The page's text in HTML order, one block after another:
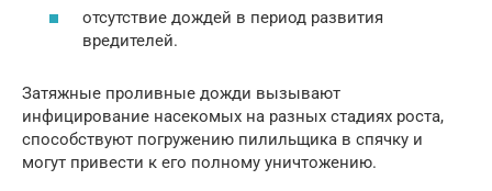
отсутствие дождей в период развития
вредителей.
Затяжные проливные дожди вызывают
инфицирование насекомых на разных стадиях роста,
способствуют погружению пилильщика в спячку и
могут привести к его полному уничтожению.